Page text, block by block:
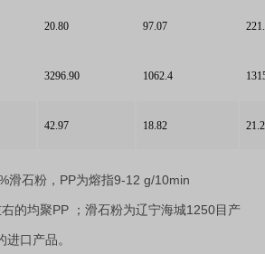
20.80 97.07
3296.90 1062.4
42.97 18.82
滑石粉， PP为熔指9-12 g/10min
右的均聚PP ；滑石粉为辽宁海城1250 目产
进口产品。